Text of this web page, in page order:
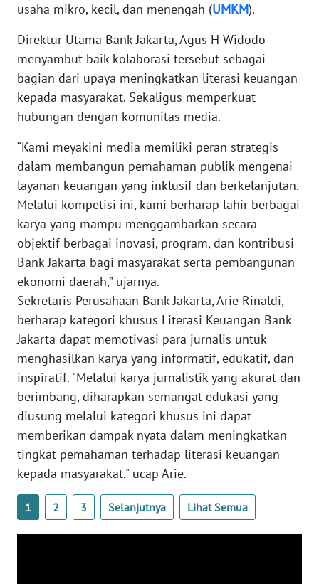
usaha mikro, kecil, dan menengah (UMKM).
Direktur Utama Bank Jakarta, Agus H Widodo
menyambut baik kolaborasi tersebut sebagai
bagian dari upaya meningkatkan literasi keuangan
kepada masyarakat. Sekaligus memperkuat
hubungan dengan komunitas media.
“Kami meyakini media memiliki peran strategis
dalam membangun pemahaman publik mengenai
layanan keuangan yang inklusif dan berkelanjutan.
Melalui kompetisi ini, kami berharap lahir berbagai
karya yang mampu menggambarkan secara
objektif berbagai inovasi, program, dan kontribusi
Bank Jakarta bagi masyarakat serta pembangunan
ekonomi daerah,” ujarnya.
Sekretaris Perusahaan Bank Jakarta, Arie Rinaldi,
berharap kategori khusus Literasi Keuangan Bank
Jakarta dapat memotivasi para jurnalis untuk
menghasilkan karya yang informatif, edukatif, dan
inspiratif. "Melalui karya jurnalistik yang akurat dan
berimbang, diharapkan semangat edukasi yang
diusung melalui kategori khusus ini dapat
memberikan dampak nyata dalam meningkatkan
tingkat pemahaman terhadap literasi keuangan
kepada masyarakat," ucap Arie.
1 2 3 Selanjutnya Lihat Semua
JAMBI
WN
SULTRA
NTB
WN
SULTENG
WN
SULBAR
WN
BABEL
WN
SUMBAR
WN
WN
BENGKULU
WN
LAMPUNG